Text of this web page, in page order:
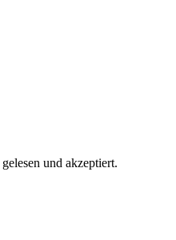
gelesen und akzeptiert.